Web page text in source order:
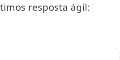
resposta ágil: